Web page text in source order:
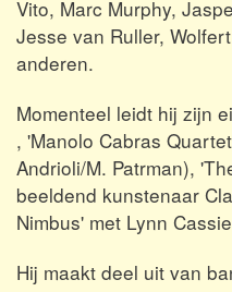
Vito, Marc Murphy,
Jesse van Ruller,
anderen.
Momenteel leidt hij zijn
, 'Manolo Cabras
Andrioli/M. Patrman),
beeldend kunstenaar
Nimbus' met Lynn
Hij maakt deel uit van